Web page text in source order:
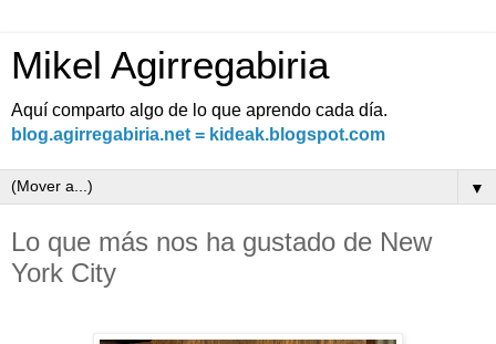
Mikel Agirregabiria
Aquí comparto algo de lo que aprendo cada día.
blog.agirregabiria.net = kideak.blogspot.com
▼
Lo que más nos ha gustado de New
York City